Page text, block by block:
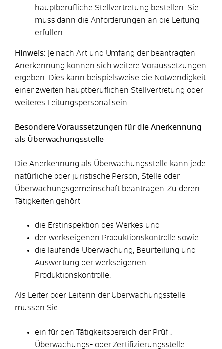
hauptberufliche Stellvertretung bestellen. Sie
muss dann die Anforderungen an die Leitung
erfüllen.
Hinweis: Je nach Art und Umfang der beantragten
Anerkennung können sich weitere Voraussetzungen
ergeben. Dies kann beispielsweise die Notwendigkeit
einer zweiten hauptberuflichen Stellvertretung oder
weiteres Leitungspersonal sein.
Besondere Voraussetzungen für die Anerkennung
als Überwachungsstelle
Die Anerkennung als Überwachungsstelle kann jede
natürliche oder juristische Person, Stelle oder
Überwachungsgemeinschaft beantragen. Zu deren
Tätigkeiten gehört
die Erstinspektion des Werkes und
der werkseigenen Produktionskontrolle sowie
die laufende Überwachung, Beurteilung und
Auswertung der werkseigenen
Produktionskontrolle.
Als Leiter oder Leiterin der Überwachungsstelle
müssen Sie
ein für den Tätigkeitsbereich der Prüf-,
Überwachungs- oder Zertifizierungsstelle